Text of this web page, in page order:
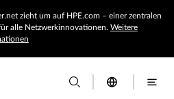
zieht um auf HPE.com – einer zentralen
alle Netzwerkinnovationen. Weitere